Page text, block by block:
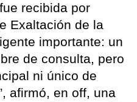
recibida por
Exaltación de la
importante: un
de consulta, pero
ni único de
afirmó, en off, una